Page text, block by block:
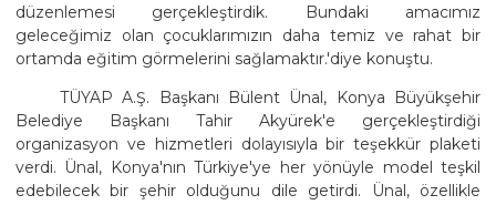
düzenlemesi gerçekleştirdik. Bundaki amacımız
geleceğimiz olan çocuklarımızın daha temiz ve rahat bir
ortamda eğitim görmelerini sağlamaktır.'diye konuştu.
TÜYAP A.Ş. Başkanı Bülent Ünal, Konya Büyükşehir
Belediye Başkanı Tahir Akyürek'e gerçekleştirdiği
organizasyon ve hizmetleri dolayısıyla bir teşekkür plaketi
verdi. Ünal, Konya'nın Türkiye'ye her yönüyle model teşkil
edebilecek bir şehir olduğunu dile getirdi. Ünal, özellikle